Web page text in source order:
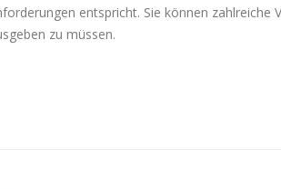
entspricht. Sie können
zu müssen.